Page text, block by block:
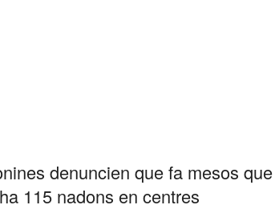
denuncien que fa mesos
115 nadons en centres